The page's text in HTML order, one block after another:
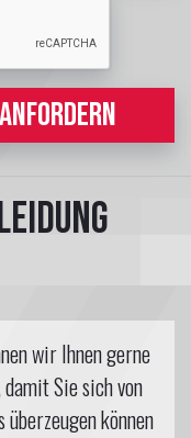
wir Ihnen gerne
Sie sich von
können